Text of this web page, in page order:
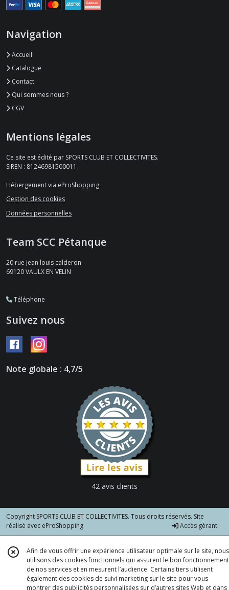
Navigation
Accueil
Catalogue
Contact
Qui sommes nous ?
CGV
Mentions légales
Ce site est édité par SPORTS CLUB ET COLLECTIVITES.
SIREN : 81246981500011
Hébergement via eProShopping
Gestion des cookies
Données personnelles
Team SCC Pétanque
20 rue jean louis calderon
69120VAULX EN VELIN
Téléphone
Suivez nous
Note globale : 4,7/5
42 avis clients
Copyright SPORTS CLUB ET COLLECTIVITES. Tous droits réservés. Site
réalisé avec eProShopping Accès gérant
Afin de vous offrir une expérience utilisateur optimale sur le site, nous
utilisons des cookies fonctionnels qui assurent le bon fonctionnement
de nos services et en mesurent l’audience. Certains tiers utilisent
également des cookies de suivi marketing sur le site pour vous
montrer des publicités personnalisées sur d’autres sites Web et dans